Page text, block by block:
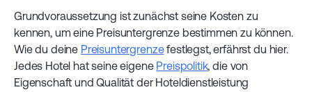
Grundvoraussetzung ist zunächst seine Kosten zu
kennen, um eine Preisuntergrenze bestimmen zu können.
Wie du deine Preisuntergrenzefestlegst, erfährst du hier.
Jedes Hotel hat seine eigene Preispolitik, die von
Eigenschaft und Qualität der Hoteldienstleistung